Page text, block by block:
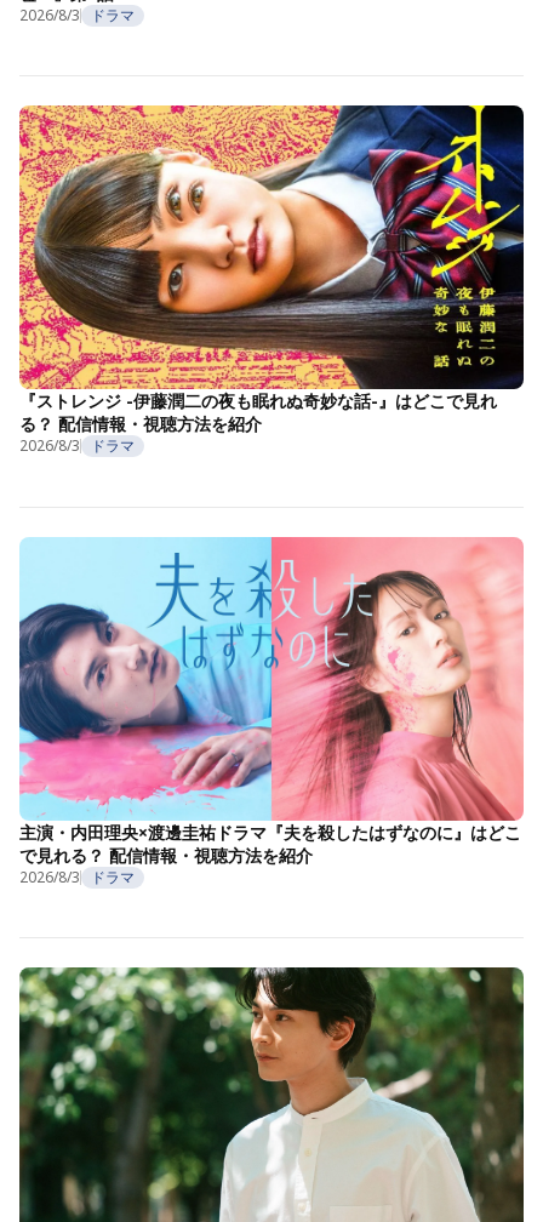
2026/8/3 ドラマ
『ストレンジ -伊藤潤二の夜も眠れぬ奇妙な話-』はどこで見れ
る？ 配信情報・視聴方法を紹介
2026/8/3 ドラマ
主演・内田理央×渡邊圭祐ドラマ『夫を殺したはずなのに』はどこ
で見れる？ 配信情報・視聴方法を紹介
2026/8/3 ドラマ